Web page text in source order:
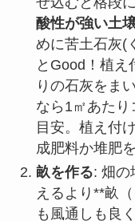
酸性が強い土
めに苦土石灰(
とGood！植え
りの石灰をま
なら1㎡あた
目安。植え付
成肥料か堆肥
畝を作る: 畑の
えるより**畝
も風通しも良